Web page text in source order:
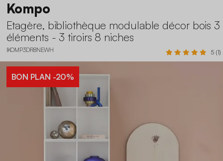
Kompo
Etagère, bibliothèque modulable décor bois 3
éléments - 3 tiroirs 8 niches
IKOMP3DR8NEWH 5 (1)
BON PLAN -20%